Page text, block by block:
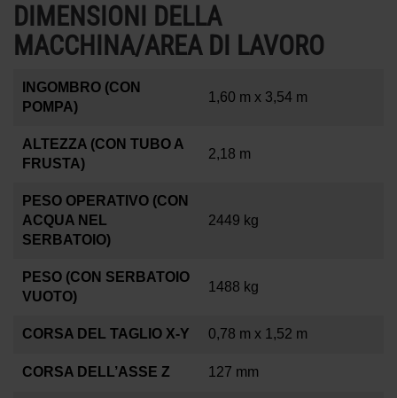
DIMENSIONI DELLA
MACCHINA/AREA DI LAVORO
INGOMBRO (CON
POMPA)
1,60 m x 3,54 m
ALTEZZA (CON TUBO A
FRUSTA)
2,18 m
PESO OPERATIVO (CON
ACQUA NEL
SERBATOIO)
2449 kg
PESO (CON SERBATOIO
VUOTO)
1488 kg
CORSA DEL TAGLIO X-Y 0,78 m x 1,52 m
CORSA DELL’ASSE Z 127 mm